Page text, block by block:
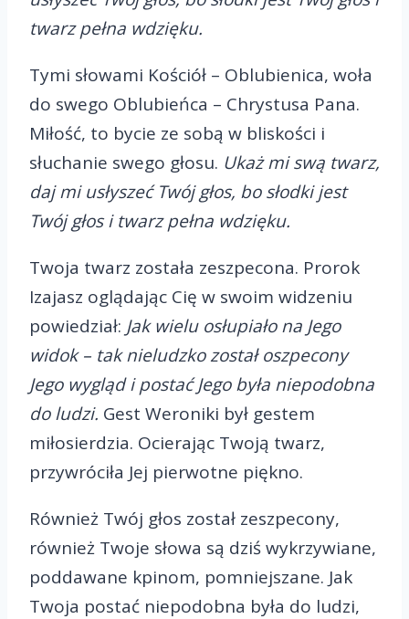
twarz pełna wdzięku.
Tymi słowami Kościół – Oblubienica, woła
do swego Oblubieńca – Chrystusa Pana.
Miłość, to bycie ze sobą w bliskości i
słuchanie swego głosu. Ukaż mi swą twarz,
daj mi usłyszeć Twój głos, bo słodki jest
Twój głos i twarz pełna wdzięku.
Twoja twarz została zeszpecona. Prorok
Izajasz oglądając Cię w swoim widzeniu
powiedział: Jak wielu osłupiało na Jego
widok – tak nieludzko został oszpecony
Jego wygląd i postać Jego była niepodobna
do ludzi. Gest Weroniki był gestem
miłosierdzia. Ocierając Twoją twarz,
przywróciła Jej pierwotne piękno.
Również Twój głos został zeszpecony,
również Twoje słowa są dziś wykrzywiane,
poddawane kpinom, pomniejszane. Jak
Twoja postać niepodobna była do ludzi,